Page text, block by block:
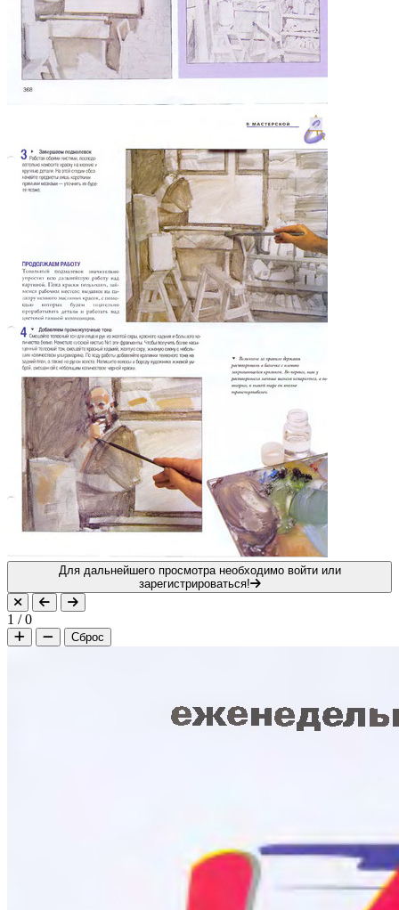
Для дальнейшего просмотра необходимо войти или
зарегистрироваться!
1 /0
Сброс